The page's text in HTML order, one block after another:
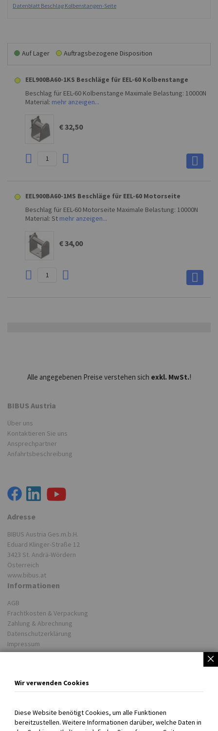
Datenblatt Beschlag Kolbenstangen-Seite
Auf Lager Auftragsbezogene Disposition
EEL900BA60-1KS Beschläge für EEL-60 Kolbenstange
Beschlag für EEL-60 Kolbenstange Maximale Belastung: 10000N
Material: mehr anzeigen...
€ 32,50
EEL900BA60-1MS Beschläge für EEL-60 Motorseite
Beschlag für EEL-60 Motorseite Maximale Belastung: 10000N
Material: St mehr anzeigen...
€ 34,00
Alle angegebenen Preise verstehen sich exkl. MwSt.!
BIBUS Austria
Über uns
Kontaktieren Sie uns
Ansprechpartner
Anfahrtsbeschreibung
Adresse
BIBUS Austria Ges.m.b.H.
Eduard Klinger-Straße 12
3423 St. Andrä-Wördern
Österreich
www.bibus.at
Informationen
AGB
Frachtkosten & Verpackung
Zahlung & Abrechnung
Datenschutzerklärung
Impressum
Unsere Lieferwerke
BIBUS weltweit
Wir verwenden Cookies
Diese Website benötigt Cookies, um alle Funktionen
bereitzustellen. Weitere Informationen darüber, welche Daten in